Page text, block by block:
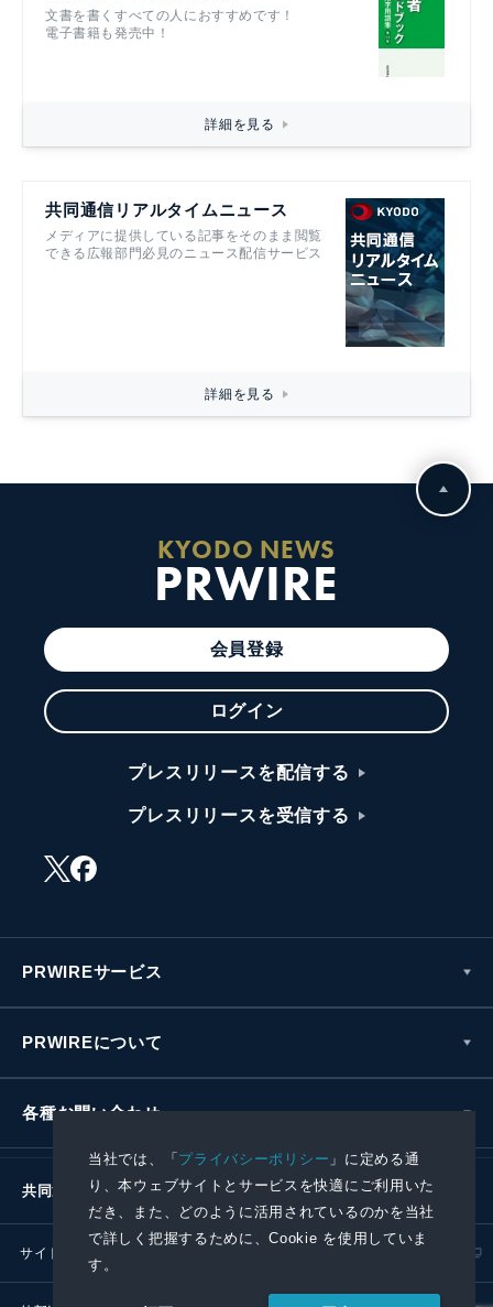
当社では、「プライバシーポリシー 」に定める通
り、本ウェブサイトとサービスを快適にご利用いた
だき、また、どのように活用されているのかを当社
で詳しく把握するために、Cookie を使用していま
す。
文書を書くすべての人におすすめです！
電子書籍も発売中！
詳細を見る
共同通信リアルタイムニュース
メディアに提供している記事をそのまま閲覧
できる広報部門必見のニュース配信サービス
詳細を見る
KYODO NEWS
PRWIRE
会員登録
ログイン
プレスリリースを配信する
プレスリリースを受信する
PRWIREサービス
PRWIREについて
各種お問い合わせ
共同通信社グループ
サイトポリシー